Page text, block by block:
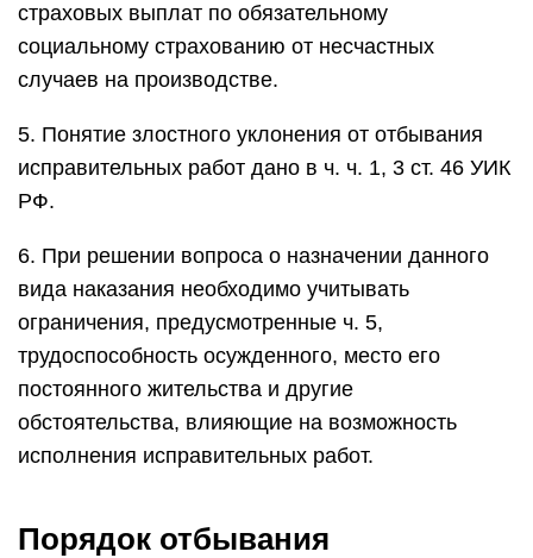
страховых выплат по обязательному
социальному страхованию от несчастных
случаев на производстве.
5. Понятие злостного уклонения от отбывания
исправительных работ дано в ч. ч. 1, 3 ст. 46 УИК
РФ.
6. При решении вопроса о назначении данного
вида наказания необходимо учитывать
ограничения, предусмотренные ч. 5,
трудоспособность осужденного, место его
постоянного жительства и другие
обстоятельства, влияющие на возможность
исполнения исправительных работ.
Порядок отбывания